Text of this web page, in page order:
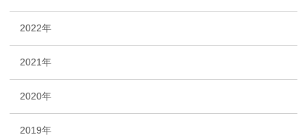
2022年
2021年
2020年
2019年